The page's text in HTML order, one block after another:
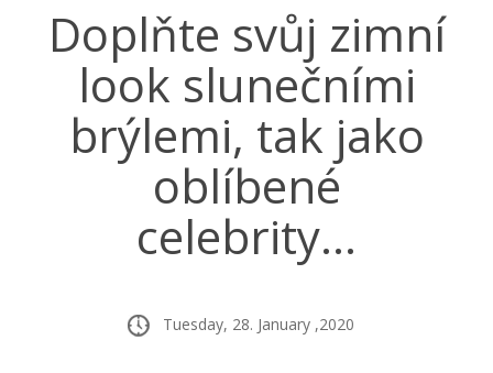
Doplňte svůj zimní
look slunečními
brýlemi, tak jako
oblíbené
celebrity…
Tuesday, 28. January ,2020